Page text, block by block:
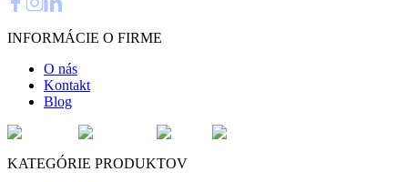
INFORMÁCIE O FIRME
O nás
Kontakt
Blog
KATEGÓRIE PRODUKTOV